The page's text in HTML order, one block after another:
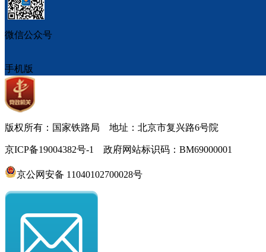
微信公众号
手机版
版权所有：国家铁路局 地址：北京市复兴路6号院
京ICP备19004382号-1 政府网站标识码：BM69000001
京公网安备 11040102700028号